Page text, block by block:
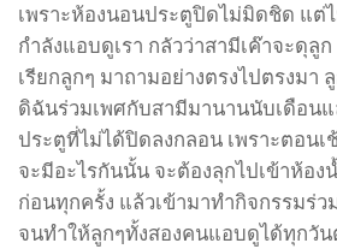
เพราะห้องนอนประตูปิดไม่มิดชิด แต่
กำลังแอบดูเรา กลัวว่าสามีเค๊าจะดุลู
เรียกลูกๆ มาถามอย่างตรงไปตรงมา
ดิฉันร่วมเพศกับสามีมานานนับเดือนแ
ประตูที่ไม่ได้ปิดลงกลอน เพราะตอน
จะมีอะไรกันนั้น จะต้องลุกไปเข้าห้อ
ก่อนทุกครั้ง แล้วเข้ามาทำกิจกรรมร่
จนทำให้ลูกๆทั้งสองคนแอบดูได้ทุกวัน